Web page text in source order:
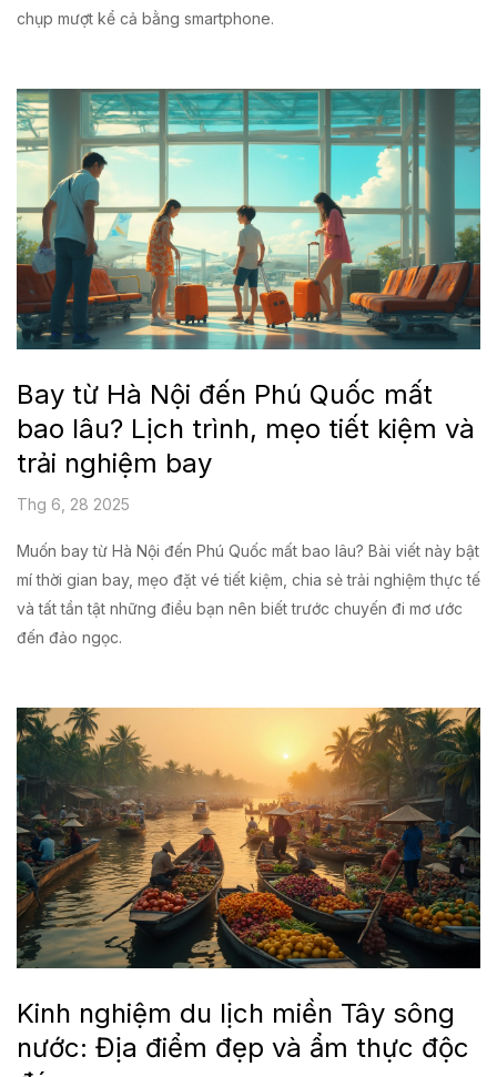
chụp mượt kể cả bằng smartphone.
Bay từ Hà Nội đến Phú Quốc mất
bao lâu? Lịch trình, mẹo tiết kiệm và
trải nghiệm bay
Thg 6, 28 2025
Muốn bay từ Hà Nội đến Phú Quốc mất bao lâu? Bài viết này bật
mí thời gian bay, mẹo đặt vé tiết kiệm, chia sẻ trải nghiệm thực tế
và tất tần tật những điều bạn nên biết trước chuyến đi mơ ước
đến đảo ngọc.
Kinh nghiệm du lịch miền Tây sông
nước: Địa điểm đẹp và ẩm thực độc